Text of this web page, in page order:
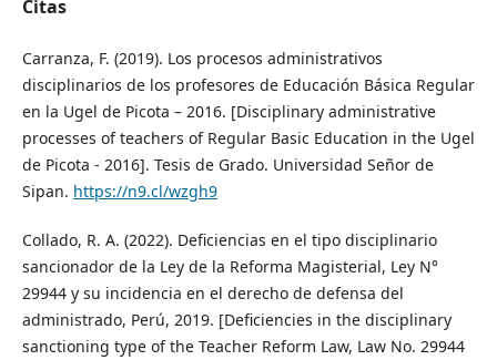
Citas
Carranza, F. (2019). Los procesos administrativos
disciplinarios de los profesores de Educación Básica Regular
en la Ugel de Picota – 2016. [Disciplinary administrative
processes of teachers of Regular Basic Education in the Ugel
de Picota - 2016]. Tesis de Grado. Universidad Señor de
Sipan. https://n9.cl/wzgh9
Collado, R. A. (2022). Deficiencias en el tipo disciplinario
sancionador de la Ley de la Reforma Magisterial, Ley N°
29944 y su incidencia en el derecho de defensa del
administrado, Perú, 2019. [Deficiencies in the disciplinary
sanctioning type of the Teacher Reform Law, Law No. 29944